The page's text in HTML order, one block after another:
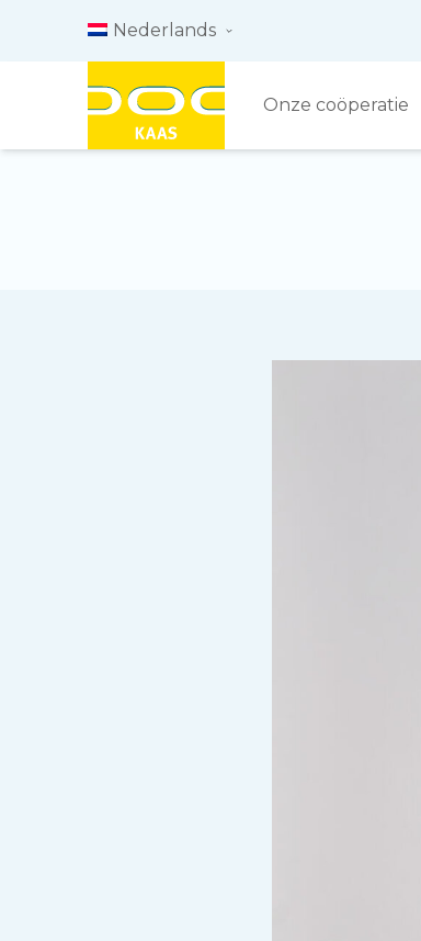
Nederlands
Onze coöperatie